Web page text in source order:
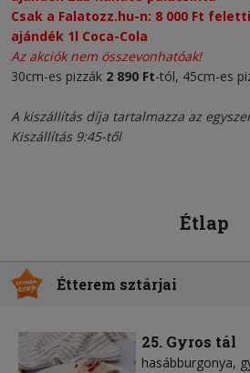
Csak a Falatozz.hu-n: 8 000 Ft
ajándék 1l Coca-Cola
Az akciók nem összevonhatóak!
30cm-es pizzák 2 890 Ft-tól, 45cm-es
A kiszállítás díja tartalmazza az
Kiszállítás 9:45-től
Étlap
Étterem sztárjai
25. Gyros tál
hasábburgonya